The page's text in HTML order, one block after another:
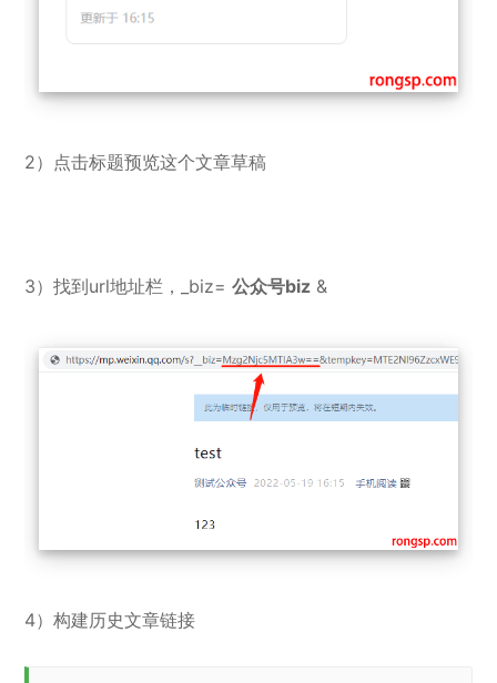
2）点击标题预览这个文章草稿
3）找到url地址栏，_biz= 公众号biz &
4）构建历史文章链接